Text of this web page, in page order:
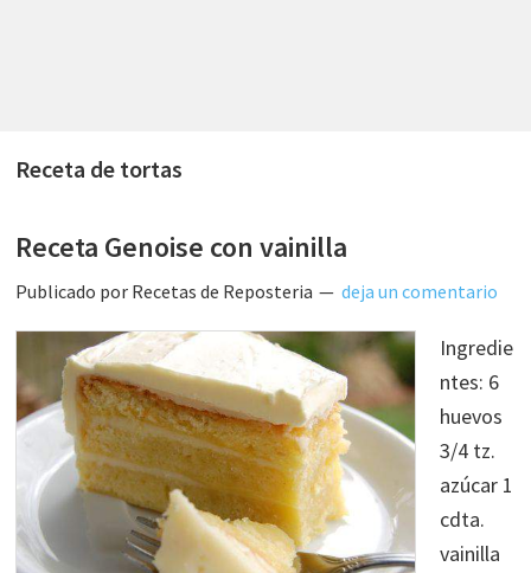
Receta de tortas
Receta Genoise con vainilla
Publicado por Recetas de Reposteria deja un comentario
Ingredie
ntes: 6
huevos
3/4 tz.
azúcar 1
cdta.
vainilla